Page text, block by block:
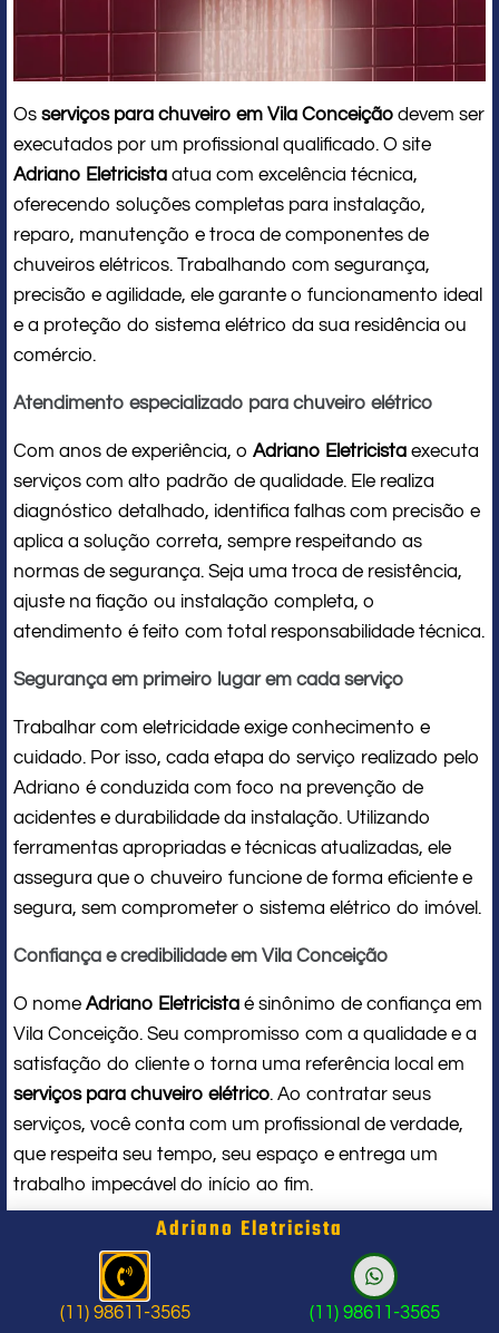
Os serviços para chuveiro em Vila Conceição devem ser
executados por um profissional qualificado. O site
Adriano Eletricista atua com excelência técnica,
oferecendo soluções completas para instalação,
reparo, manutenção e troca de componentes de
chuveiros elétricos. Trabalhando com segurança,
precisão e agilidade, ele garante o funcionamento ideal
e a proteção do sistema elétrico da sua residência ou
comércio.
Atendimento especializado para chuveiro elétrico
Com anos de experiência, o Adriano Eletricista executa
serviços com alto padrão de qualidade. Ele realiza
diagnóstico detalhado, identifica falhas com precisão e
aplica a solução correta, sempre respeitando as
normas de segurança. Seja uma troca de resistência,
ajuste na fiação ou instalação completa, o
atendimento é feito com total responsabilidade técnica.
Segurança em primeiro lugar em cada serviço
Trabalhar com eletricidade exige conhecimento e
cuidado. Por isso, cada etapa do serviço realizado pelo
Adriano é conduzida com foco na prevenção de
acidentes e durabilidade da instalação. Utilizando
ferramentas apropriadas e técnicas atualizadas, ele
assegura que o chuveiro funcione de forma eficiente e
segura, sem comprometer o sistema elétrico do imóvel.
Confiança e credibilidade em Vila Conceição
O nome Adriano Eletricista é sinônimo de confiança em
Vila Conceição. Seu compromisso com a qualidade e a
satisfação do cliente o torna uma referência local em
serviços para chuveiro elétrico. Ao contratar seus
serviços, você conta com um profissional de verdade,
que respeita seu tempo, seu espaço e entrega um
trabalho impecável do início ao fim.
Problema com chuveiro: sinais que
indicam a hora de chamar um
profissional
Adriano Eletricista
(11) 98611-3565 (11) 98611-3565